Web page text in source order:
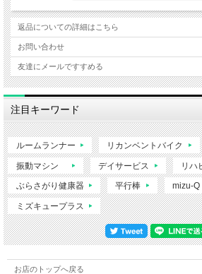
返品についての詳細はこちら
お問い合わせ
友達にメールですすめる
注目キーワード
ルームランナー リカンベントバイク
振動マシン デイサービス リ
ぶらさがり健康器 平行棒 mizu-Q
ミズキュープラス
お店のトップへ戻る